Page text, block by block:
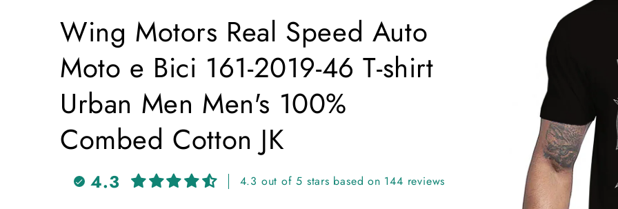
Wing Motors Real Speed ​​Auto
Moto e Bici 161-2019-46 T-shirt
Urban Men Men's 100%
Combed Cotton JK
4.3 4.3 out of 5 stars based on 144 reviews